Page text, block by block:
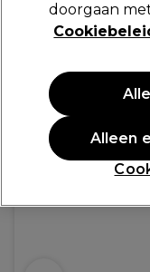
(0
PROMOTIE
doorgaan met
Alleen